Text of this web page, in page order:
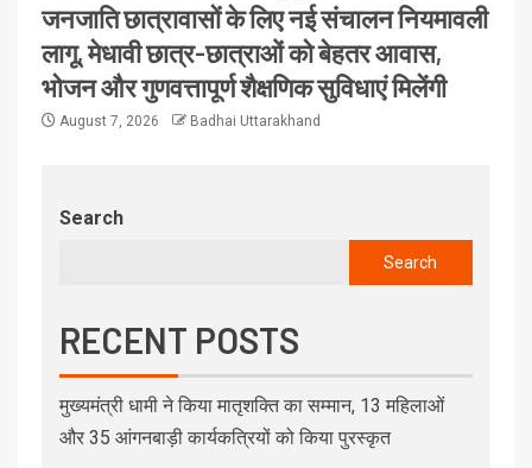
जनजाति छात्रावासों के लिए नई संचालन नियमावली
लागू, मेधावी छात्र-छात्राओं को बेहतर आवास,
भोजन और गुणवत्तापूर्ण शैक्षणिक सुविधाएं मिलेंगी
August 7, 2026 Badhai Uttarakhand
Search
Search
RECENT POSTS
मुख्यमंत्री धामी ने किया मातृशक्ति का सम्मान, 13 महिलाओं
और 35 आंगनबाड़ी कार्यकत्रियों को किया पुरस्कृत